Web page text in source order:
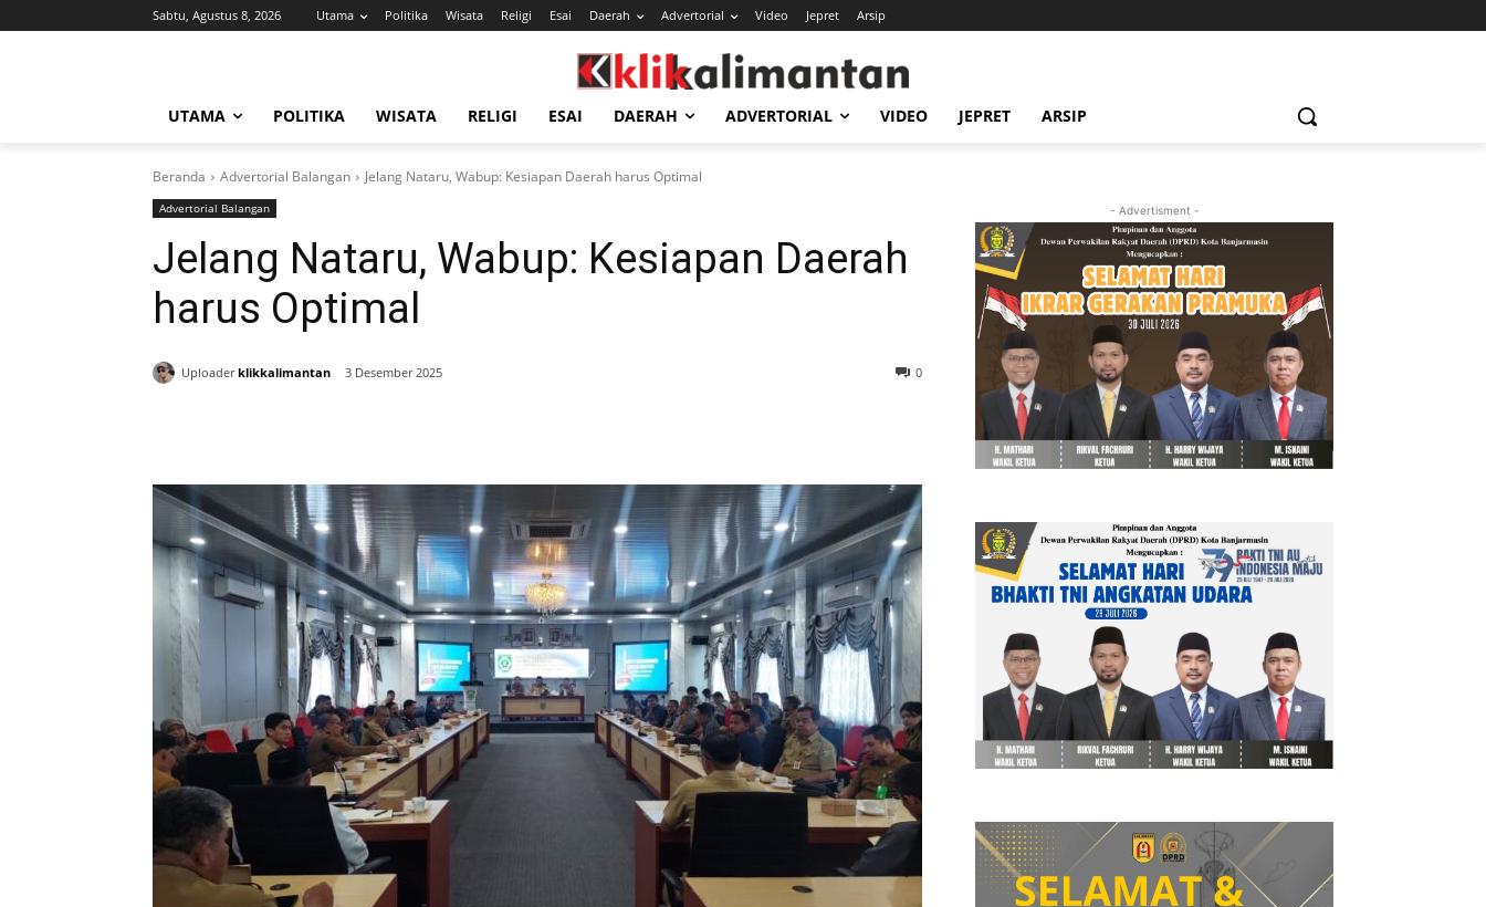
Sabtu, Agustus 8, 2026 Utama Politika Wisata Religi Esai Daerah Advertorial Video Jepret Arsip
UTAMA POLITIKA WISATA RELIGI ESAI DAERAH ADVERTORIAL VIDEO JEPRET ARSIP
Beranda Advertorial Balangan Jelang Nataru, Wabup: Kesiapan Daerah harus Optimal
Advertorial Balangan
Jelang Nataru, Wabup: Kesiapan Daerah
harus Optimal
Uploader klikkalimantan 3 Desember 2025 0
- Advertisment -